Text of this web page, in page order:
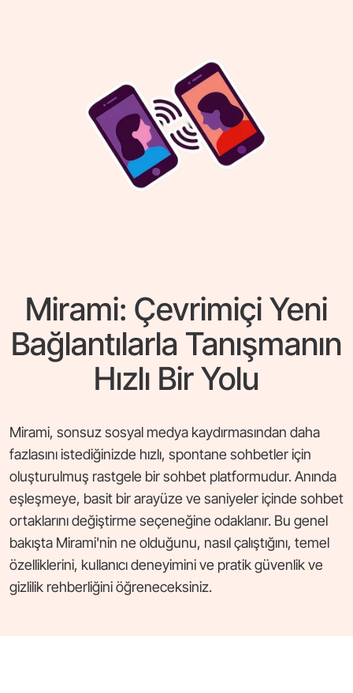
Mirami: Çevrimiçi Yeni
Bağlantılarla Tanışmanın
Hızlı Bir Yolu
Mirami, sonsuz sosyal medya kaydırmasından daha
fazlasını istediğinizde hızlı, spontane sohbetler için
oluşturulmuş rastgele bir sohbet platformudur. Anında
eşleşmeye, basit bir arayüze ve saniyeler içinde sohbet
ortaklarını değiştirme seçeneğine odaklanır. Bu genel
bakışta Mirami'nin ne olduğunu, nasıl çalıştığını, temel
özelliklerini, kullanıcı deneyimini ve pratik güvenlik ve
gizlilik rehberliğini öğreneceksiniz.